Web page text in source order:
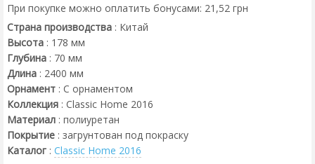
При покупке можно оплатить бонусами: 21,52 грн
Страна производства : Китай
Высота : 178 мм
Глубина : 70 мм
Длина : 2400 мм
Орнамент : С орнаментом
Коллекция : Classic Home 2016
Материал : полиуретан
Покрытие : загрунтован под покраску
Каталог : Classic Home 2016